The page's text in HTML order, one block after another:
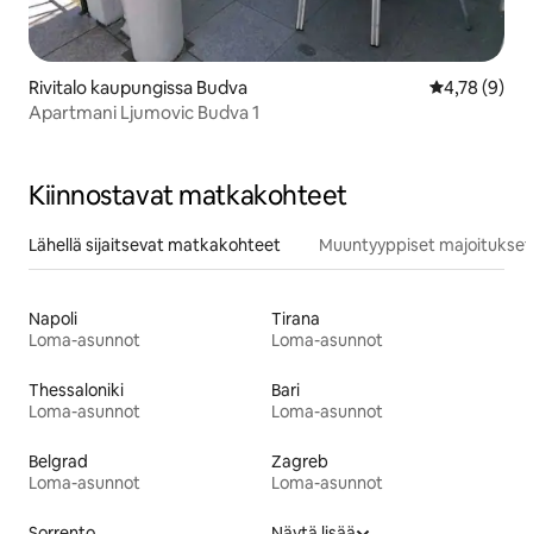
Rivitalo kaupungissa Budva
4,78 (9)
Apartmani Ljumovic Budva 1
Kiinnostavat matkakohteet
Lähellä sijaitsevat matkakohteet Muuntyyppiset majoitukset
Napoli
Loma-asunnot
Tirana
Loma-asunnot
Thessaloniki
Loma-asunnot
Bari
Loma-asunnot
Belgrad
Loma-asunnot
Zagreb
Loma-asunnot